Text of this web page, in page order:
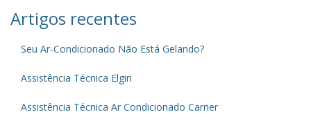
Artigos recentes
Seu Ar-Condicionado Não Está Gelando?
Assistência Técnica Elgin
Assistência Técnica Ar Condicionado Carrier